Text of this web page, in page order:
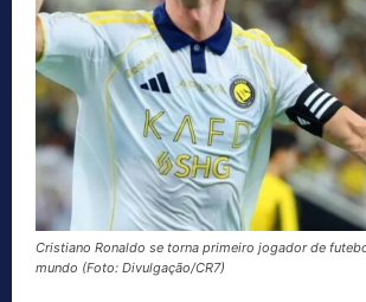
Cristiano Ronaldo se torna primeiro jogador de
mundo (Foto: Divulgação/CR7)